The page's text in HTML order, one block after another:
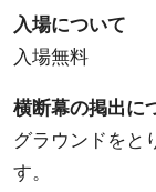
入場について
入場無料
横断幕の掲出に
グラウンドをと
す。